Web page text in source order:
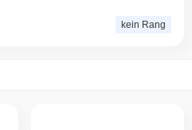
kein Rang